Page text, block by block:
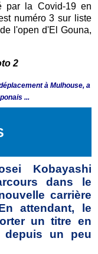
par la Covid-19 en
numéro 3 sur liste
l'open d'El Gouna,
à Mulhouse, a
...
Kobayashi
dans le
carrière
attendant, le
un titre en
depuis un peu